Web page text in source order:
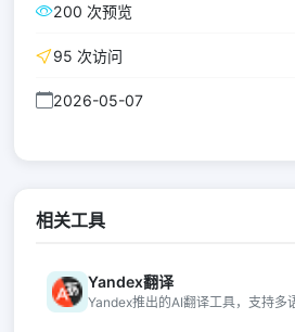
200 次预览
95 次访问
2026-05-07
相关工具
Yandex翻译
Yandex推出的AI翻译工具，支持多